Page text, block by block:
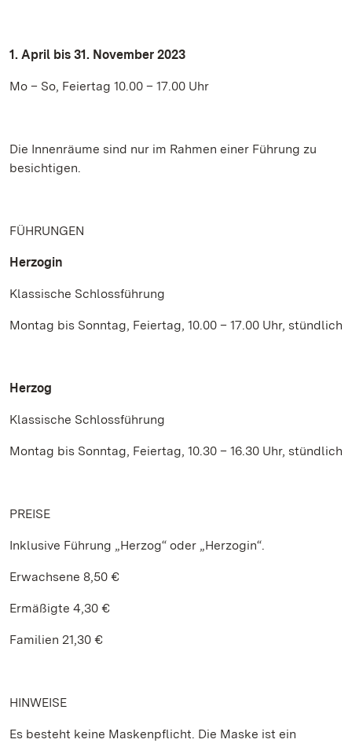
1. April bis 31. November 2023
Mo – So, Feiertag 10.00 – 17.00 Uhr
Die Innenräume sind nur im Rahmen einer Führung zu
besichtigen.
FÜHRUNGEN
Herzogin
Klassische Schlossführung
Montag bis Sonntag, Feiertag, 10.00 – 17.00 Uhr, stündlich
Herzog
Klassische Schlossführung
Montag bis Sonntag, Feiertag, 10.30 – 16.30 Uhr, stündlich
PREISE
Inklusive Führung „Herzog“ oder „Herzogin“.
Erwachsene 8,50 €
Ermäßigte 4,30 €
Familien 21,30 €
HINWEISE
Es besteht keine Maskenpflicht. Die Maske ist ein